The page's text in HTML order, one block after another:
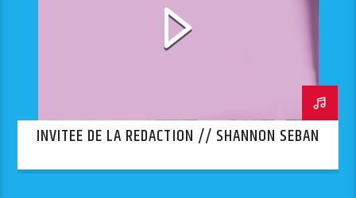
INVITEE DE LA REDACTION // SHANNON SEBAN